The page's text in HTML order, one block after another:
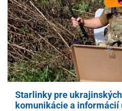
Starlinky pre
komunikácie a informácií